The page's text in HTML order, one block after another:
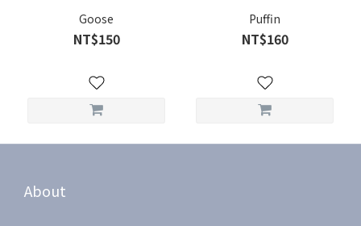
Goose
NT$150
Puffin
NT$160
About